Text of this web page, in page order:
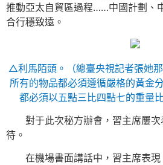
推動亞太自貿區過程……中國計劃、
合行穩致遠。
△利馬陌頭。（總臺央視記者張她
所有的物品都必須遵循嚴格的黃金
都必須以五點三比四點七的重量
對于此次秘方辦會，習主席屢
待。
在機場書面講話中，習主席表